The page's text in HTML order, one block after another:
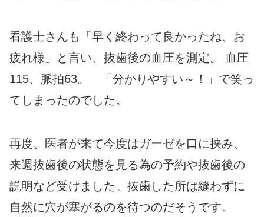
看護士さんも「早く終わって良かったね、お
疲れ様」と言い、抜歯後の血圧を測定。 血圧
115、脈拍63。 「分かりやすい～！」で笑っ
てしまったのでした。
再度、医者が来て今度はガーゼを口に挟み、
来週抜歯後の状態を見る為の予約や抜歯後の
説明など受けました。抜歯した所は縫わずに
自然に穴が塞がるのを待つのだそうです。